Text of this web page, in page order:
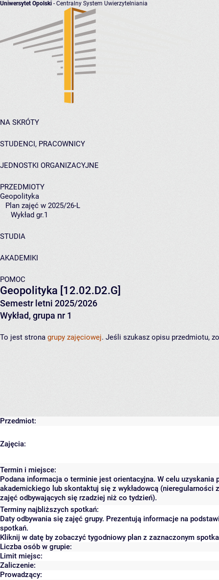
Uniwersytet Opolski - Centralny System Uwierzytelniania
NA SKRÓTY
STUDENCI, PRACOWNICY
JEDNOSTKI ORGANIZACYJNE
PRZEDMIOTY
Geopolityka
Plan zajęć w 2025/26-L
Wykład gr.1
STUDIA
AKADEMIKI
POMOC
Geopolityka [12.02.D2.G]
Semestr letni 2025/2026
Wykład, grupa nr 1
To jest strona grupy zajęciowej. Jeśli szukasz opisu przedmiotu,
Przedmiot:
Zajęcia:
Termin i miejsce:
Podana informacja o terminie jest orientacyjna. W celu
akademickiego lub skontaktuj się z wykładowcą (nieregularności
zajęć odbywających się rzadziej niż co tydzień).
Terminy najbliższych spotkań:
Daty odbywania się zajęć grupy. Prezentują informacje na
spotkań.
Kliknij w datę by zobaczyć tygodniowy plan z zaznaczonym
Liczba osób w grupie:
Limit miejsc:
Zaliczenie:
Prowadzący: